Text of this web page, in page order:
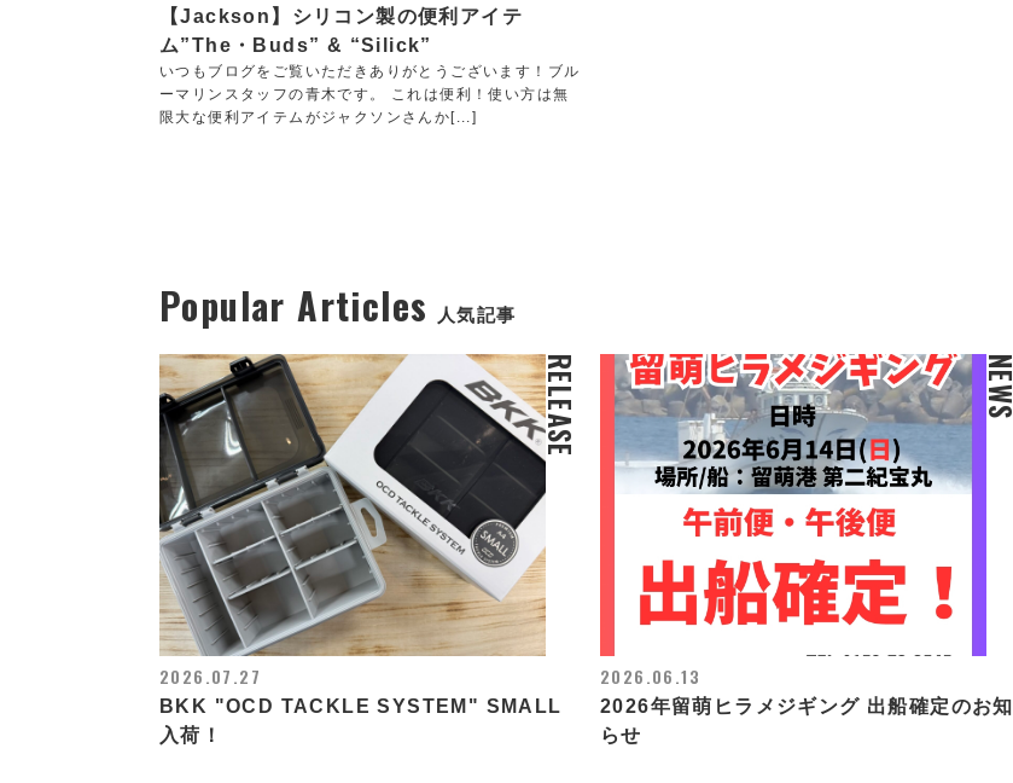
【Jackson】シリコン製の便利アイテ
ム”The・Buds” & “Silick”
いつもブログをご覧いただきありがとうございます！ブル
ーマリンスタッフの青木です。 これは便利！使い方は無
限大な便利アイテムがジャクソンさんか[...]
Popular Articles 人気記事
RELEASE
2026.07.27
BKK "OCD TACKLE SYSTEM" SMALL
入荷！
NEWS
2026.06.13
2026年留萌ヒラメジギング 出船確定のお知
らせ